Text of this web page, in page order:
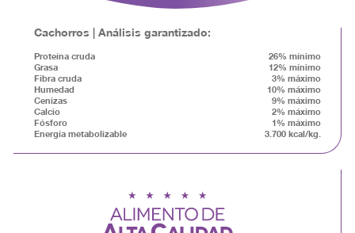
Cachorros | Análisis garantizado:
Proteína cruda
26% mínimo
Grasa
12% mínimo
Fibra cruda
3% máximo
Humedad
10% máximo
Cenizas
9% máximo
Calcio
2% máximo
Fósforo
1% máximo
Energía metabolizable
3.700 kcal/kg.